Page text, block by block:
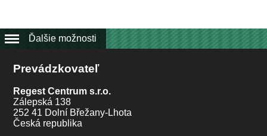
Ďalšie možnosti
Prevádzkovateľ
Regest Centrum s.r.o.
Zálepská 138
252 41 Dolní Břežany-Lhota
Česká republika